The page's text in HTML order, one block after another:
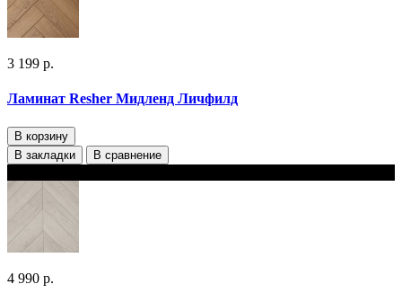
3 199 р.
Ламинат Resher Мидленд Личфилд
В корзину
В закладки
В сравнение
4 990 р.